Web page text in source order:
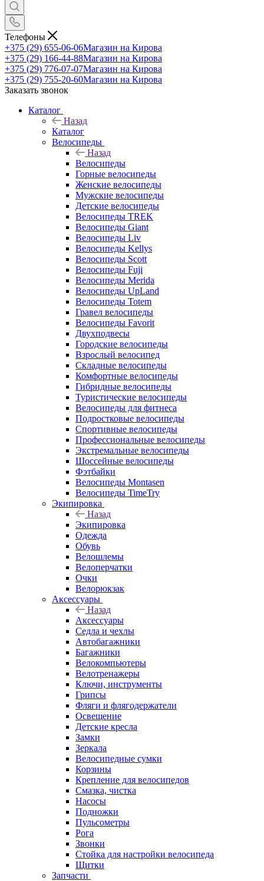
Телефоны
+375 (29) 655-06-06Магазин на Кирова
+375 (29) 166-44-88Магазин на Кирова
+375 (29) 776-07-07Магазин на Кирова
+375 (29) 755-20-60Магазин на Кирова
Заказать звонок
Каталог
Назад
Каталог
Велосипеды
Назад
Велосипеды
Горные велосипеды
Женские велосипеды
Мужские велосипеды
Детские велосипеды
Велосипеды TREK
Велосипеды Giant
Велосипеды Liv
Велосипеды Kellys
Велосипеды Scott
Велосипеды Fuji
Велосипеды Merida
Велосипеды UpLand
Велосипеды Totem
Гравел велосипеды
Велосипеды Favorit
Двухподвесы
Городские велосипеды
Взрослый велосипед
Складные велосипеды
Комфортные велосипеды
Гибридные велосипеды
Туристические велосипеды
Велосипеды для фитнеса
Подростковые велосипеды
Спортивные велосипеды
Профессиональные велосипеды
Экстремальные велосипеды
Шоссейные велосипеды
Фэтбайки
Велосипеды Montasen
Велосипеды TimeTry
Экипировка
Назад
Экипировка
Одежда
Обувь
Велошлемы
Велоперчатки
Очки
Велорюкзак
Аксессуары
Назад
Аксессуары
Седла и чехлы
Автобагажники
Багажники
Велокомпьютеры
Велотренажеры
Ключи, инструменты
Грипсы
Фляги и флягодержатели
Освещение
Детские кресла
Замки
Зеркала
Велосипедные сумки
Корзины
Крепление для велосипедов
Смазка, чистка
Насосы
Подножки
Пульсометры
Рога
Звонки
Стойка для настройки велосипеда
Щитки
Запчасти